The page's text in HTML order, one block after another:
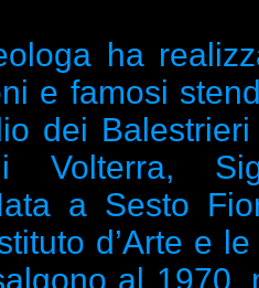
ha
e famosi
dei
a Sesto
d’Arte e
al 1970,